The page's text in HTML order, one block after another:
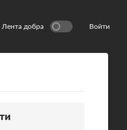
Лента добра Войти